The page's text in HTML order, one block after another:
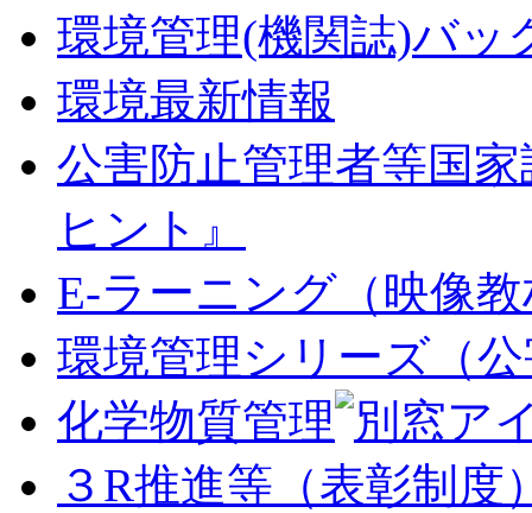
環境管理(機関誌)バ
環境最新情報
公害防止管理者等国
ヒント』
E-ラーニング（映像
環境管理シリーズ（
化学物質管理
３R推進等（表彰制度